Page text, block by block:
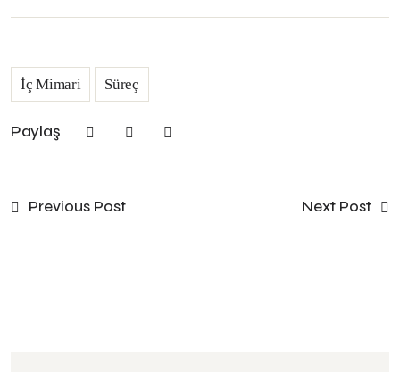
İç Mimari Süreç
Paylaş
Previous Post Next Post